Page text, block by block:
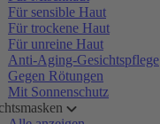
Für sensible Haut
Für trockene Haut
Für unreine Haut
Anti-Aging-Gesichtspflege
Gegen Rötungen
Mit Sonnenschutz